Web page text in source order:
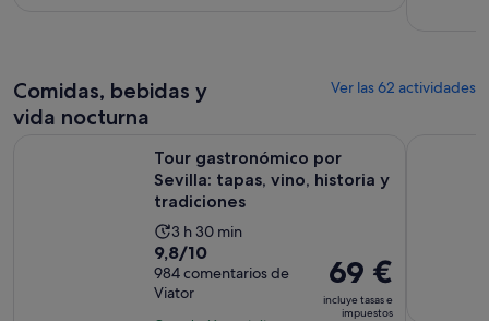
9 horas
30 minutos
Comidas, bebidas y
vida nocturna
Ver las 62 actividades
Tour gastronómico por
Sevilla: tapas, vino, historia y
tradiciones
La
duración
de
la
3 h 30 min
9.8
sobre
10
9,8/10
984 comentarios de
Viator
El
precio
es
69 €
incluye tasas e
impuestos